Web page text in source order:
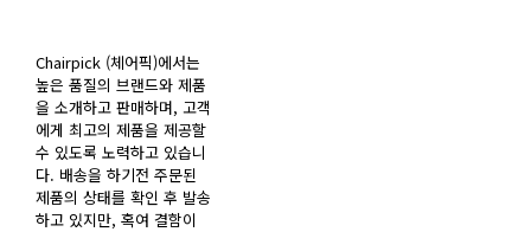
Chairpick (체어픽)에서는
높은 품질의 브랜드와 제품
을 소개하고 판매하며, 고객
에게 최고의 제품을 제공할
수 있도록 노력하고 있습니
다. 배송을 하기전 주문된
제품의 상태를 확인 후 발송
하고 있지만, 혹여 결함이